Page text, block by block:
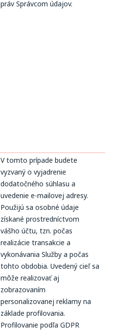
práv Správcom údajov.
V tomto prípade budete
vyzvaný o vyjadrenie
dodatočného súhlasu a
uvedenie e-mailovej adresy.
Použijú sa osobné údaje
získané prostredníctvom
vášho účtu, tzn. počas
realizácie transakcie a
vykonávania Služby a počas
tohto obdobia. Uvedený cieľ sa
môže realizovať aj
zobrazovaním
personalizovanej reklamy na
základe profilovania.
Profilovanie podľa GDPR